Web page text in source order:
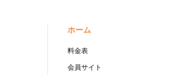
ホーム
料金表
会員サイト